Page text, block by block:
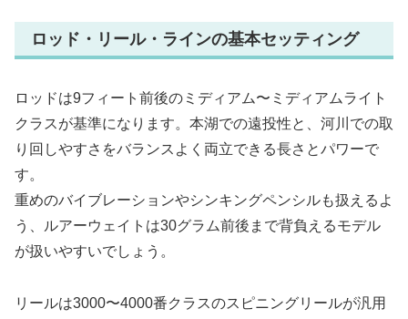
ロッド・リール・ラインの基本セッティング
ロッドは9フィート前後のミディアム〜ミディアムライト
クラスが基準になります。本湖での遠投性と、河川での取
り回しやすさをバランスよく両立できる長さとパワーで
す。
重めのバイブレーションやシンキングペンシルも扱えるよ
う、ルアーウェイトは30グラム前後まで背負えるモデル
が扱いやすいでしょう。
リールは3000〜4000番クラスのスピニングリールが汎用